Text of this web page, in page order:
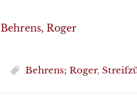
Behrens, Roger
Behrens; Roger,